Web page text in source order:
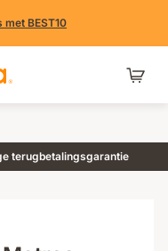
BEST10
terugbetalingsgarantie